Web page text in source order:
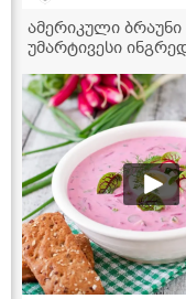
ამერიკული
უმარტივესი
მოიპოვება